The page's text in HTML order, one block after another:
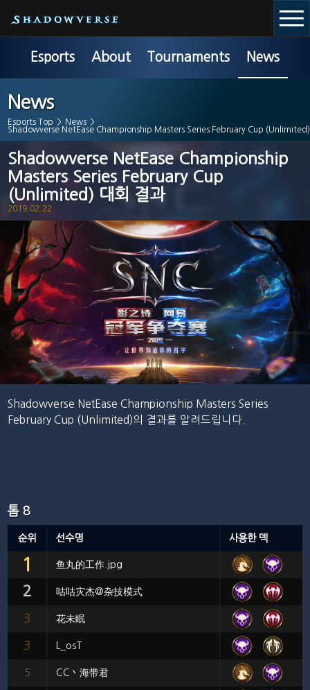
Esports About Tournaments News
News
Esports Top > News >
Shadowverse NetEase Championship Masters Series February Cup (Unlimited)
Shadowverse NetEase Championship
Masters Series February Cup
(Unlimited) 대회 결과
2019.02.22
Shadowverse NetEase Championship Masters Series
February Cup (Unlimited)의 결과를 알려드립니다.
톱 8
순위 선수명 사용한 덱
1 鱼丸的工作.jpg
2 咕咕灾杰@杂技模式
3 花未眠
3 L_osT
5 CC丶海带君